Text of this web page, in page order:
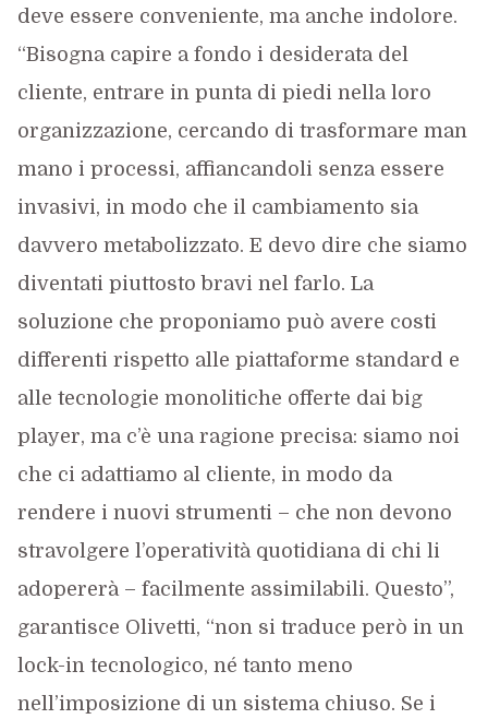
deve essere conveniente, ma anche indolore.
“Bisogna capire a fondo i desiderata del
cliente, entrare in punta di piedi nella loro
organizzazione, cercando di trasformare man
mano i processi, affiancandoli senza essere
invasivi, in modo che il cambiamento sia
davvero metabolizzato. E devo dire che siamo
diventati piuttosto bravi nel farlo. La
soluzione che proponiamo può avere costi
differenti rispetto alle piattaforme standard e
alle tecnologie monolitiche offerte dai big
player, ma c’è una ragione precisa: siamo noi
che ci adattiamo al cliente, in modo da
rendere i nuovi strumenti – che non devono
stravolgere l’operatività quotidiana di chi li
adopererà – facilmente assimilabili. Questo”,
garantisce Olivetti, “non si traduce però in un
lock-in tecnologico, né tanto meno
nell’imposizione di un sistema chiuso. Se i